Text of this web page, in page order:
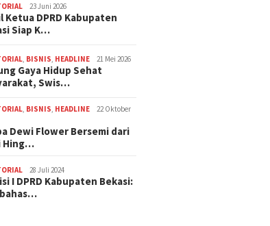
23 Juni 2026
Ketua DPRD Kabupaten
Siap K…
BISNIS HEADLINE 21 Mei 2026
Gaya Hidup Sehat
Swis…
BISNIS HEADLINE
22 Oktober
Dewi Flower Bersemi dari
Hing…
28 Juli 2024
I DPRD Kabupaten Bekasi: